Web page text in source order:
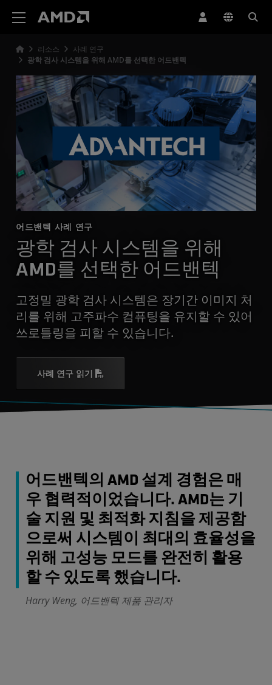
리소스
사례 연구
광학 검사 시스템을 위해 AMD를 선택한 어드밴텍
어드밴텍 사례 연구
광학 검사 시스템을 위해
AMD를 선택한 어드밴텍
고정밀 광학 검사 시스템은 장기간 이미지 처
리를 위해 고주파수 컴퓨팅을 유지할 수 있어
쓰로틀링을 피할 수 있습니다.
사례 연구 읽기
어드밴텍의 AMD 설계 경험은 매
우 협력적이었습니다. AMD는 기
술 지원 및 최적화 지침을 제공함
으로써 시스템이 최대의 효율성을
위해 고성능 모드를 완전히 활용
할 수 있도록 했습니다.
Harry Weng, 어드밴텍 제품 관리자